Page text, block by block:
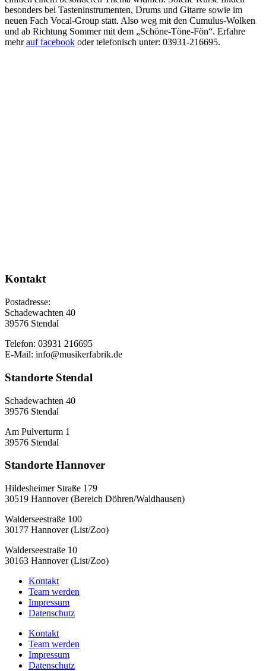
besonders bei Tasteninstrumenten, Drums und Gitarre sowie im
neuen Fach Vocal-Group statt. Also weg mit den Cumulus-Wolken
und ab Richtung Sommer mit dem „Schöne-Töne-Fön“. Erfahre
mehrauf facebook oder telefonisch unter: 03931-216695.
Kontakt
Postadresse:
Schadewachten 40
39576 Stendal
Telefon: 03931 216695
E-Mail: info@musikerfabrik.de
Standorte Stendal
Schadewachten 40
39576 Stendal
Am Pulverturm 1
39576 Stendal
Standorte Hannover
Hildesheimer Straße 179
30519 Hannover (Bereich Döhren/Waldhausen)
Walderseestraße 100
30177 Hannover (List/Zoo)
Walderseestraße 10
30163 Hannover (List/Zoo)
Kontakt
Team werden
Impressum
Datenschutz
Kontakt
Team werden
Impressum
Datenschutz